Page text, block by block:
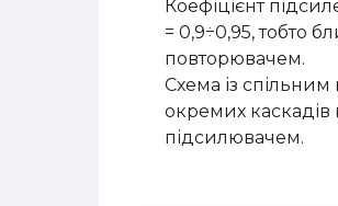
Коефіцієнт
= 0,9÷0,95, тобто
повторювачем.
Схема із
окремих
підсилювачем.